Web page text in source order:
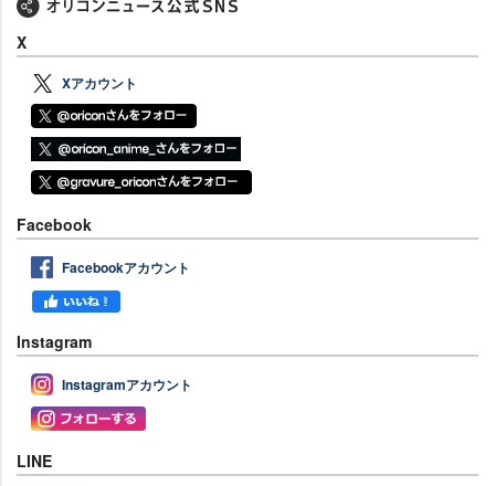
X
Xアカウント
Facebook
Facebookアカウント
Instagram
Instagramアカウント
LINE